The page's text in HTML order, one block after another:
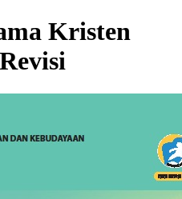
Kristen